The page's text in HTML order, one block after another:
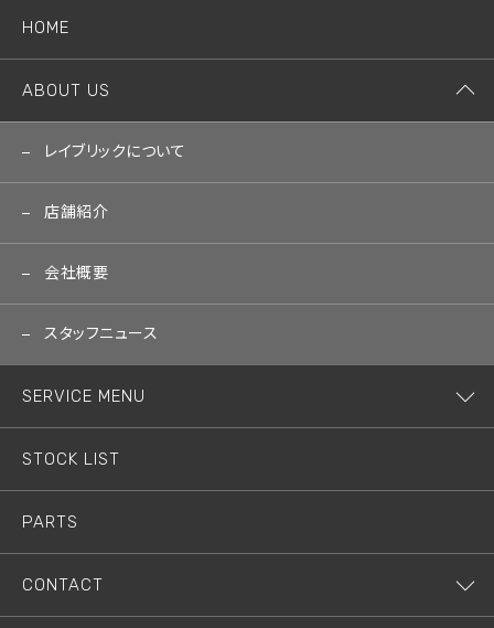
HOME
ABOUT US
レイブリックについて
店舗紹介
会社概要
スタッフニュース
SERVICE MENU
STOCK LIST
PARTS
CONTACT